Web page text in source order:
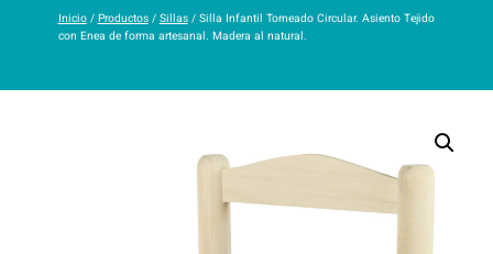
Inicio/ Productos/ Sillas/ Silla Infantil Torneado Circular. Asiento Tejido
con Enea de forma artesanal. Madera al natural.